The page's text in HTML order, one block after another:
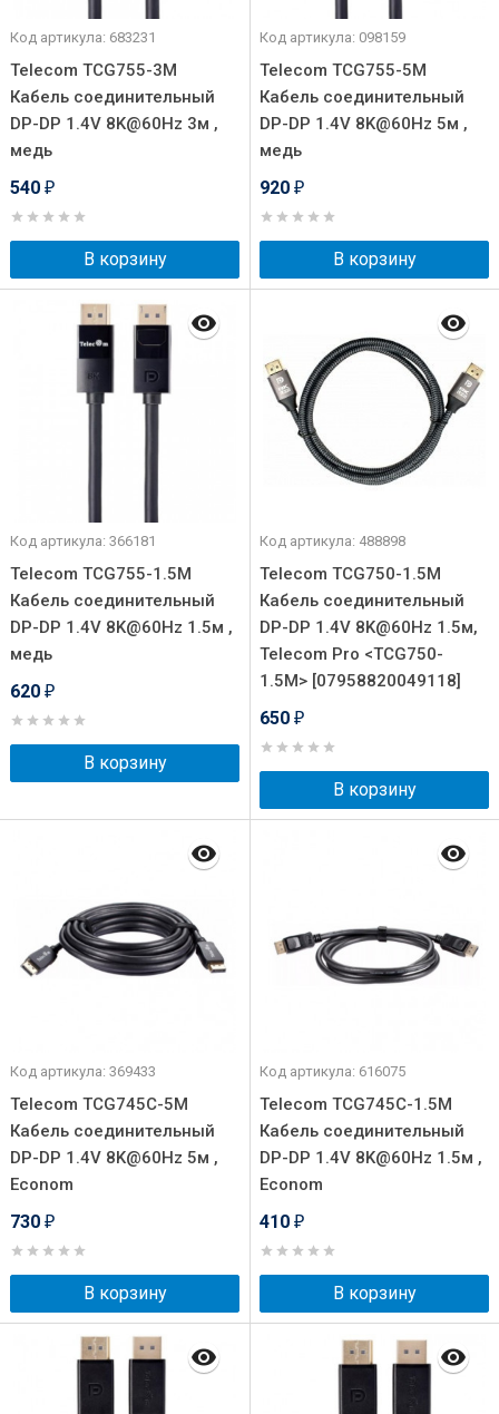
Код артикула: 683231
Telecom TCG755-3M
Кабель соединительный
DP-DP 1.4V 8K@60Hz 3м ,
медь
540 ₽
В корзину
Код артикула: 098159
Telecom TCG755-5M
Кабель соединительный
DP-DP 1.4V 8K@60Hz 5м ,
медь
920 ₽
В корзину
Код артикула: 366181
Telecom TCG755-1.5M
Кабель соединительный
DP-DP 1.4V 8K@60Hz 1.5м ,
медь
620 ₽
В корзину
Код артикула: 488898
Telecom TCG750-1.5M
Кабель соединительный
DP-DP 1.4V 8K@60Hz 1.5м,
Telecom Pro <TCG750-
1.5M> [07958820049118]
650 ₽
В корзину
Код артикула: 369433
Telecom TCG745C-5M
Кабель соединительный
DP-DP 1.4V 8K@60Hz 5м ,
Econom
730 ₽
В корзину
Код артикула: 616075
Telecom TCG745C-1.5M
Кабель соединительный
DP-DP 1.4V 8K@60Hz 1.5м ,
Econom
410 ₽
В корзину